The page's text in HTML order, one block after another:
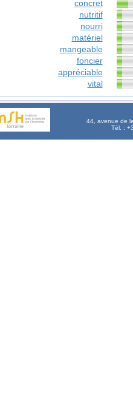
concret
nutritif
nourri
matériel
mangeable
foncier
appréciable
vital
44, avenue de
Tél. :